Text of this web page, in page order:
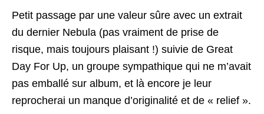
Petit passage par une valeur sûre avec un extrait
du dernier Nebula (pas vraiment de prise de
risque, mais toujours plaisant !) suivie de Great
Day For Up, un groupe sympathique qui ne m’avait
pas emballé sur album, et là encore je leur
reprocherai un manque d’originalité et de « relief ».